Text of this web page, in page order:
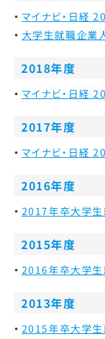
マイナビ・日経
大学生就職企業
2018年度
マイナビ・日経
2017年度
マイナビ・日経
2016年度
2017年卒大学生
2015年度
2016年卒大学生
2013年度
2015年卒大学生